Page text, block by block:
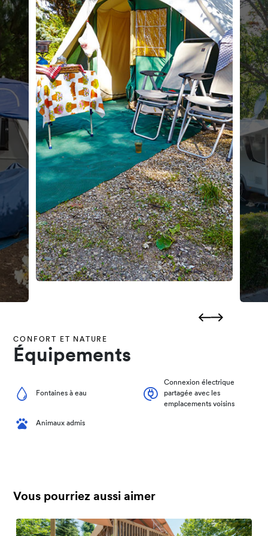
CONFORT ET NATURE
Équipements
Fontaines à eau
Connexion électrique
partagée avec les
emplacements voisins
Animaux admis
Vous pourriez aussi aimer